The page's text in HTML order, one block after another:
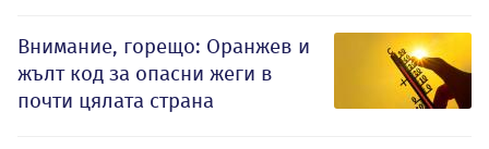
Внимание, горещо: Оранжев и
жълт код за опасни жеги в
почти цялата страна